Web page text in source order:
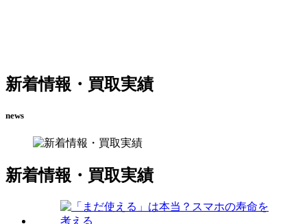
新着情報・買取実績
news
新着情報・ 買取実績